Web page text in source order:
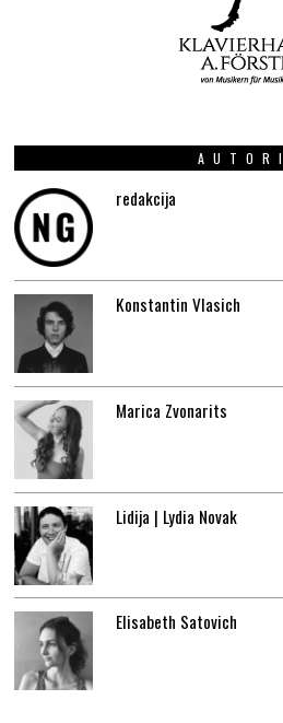
AUTORI
redakcija
Konstantin Vlasich
Marica Zvonarits
Lidija | Lydia Novak
Elisabeth Satovich